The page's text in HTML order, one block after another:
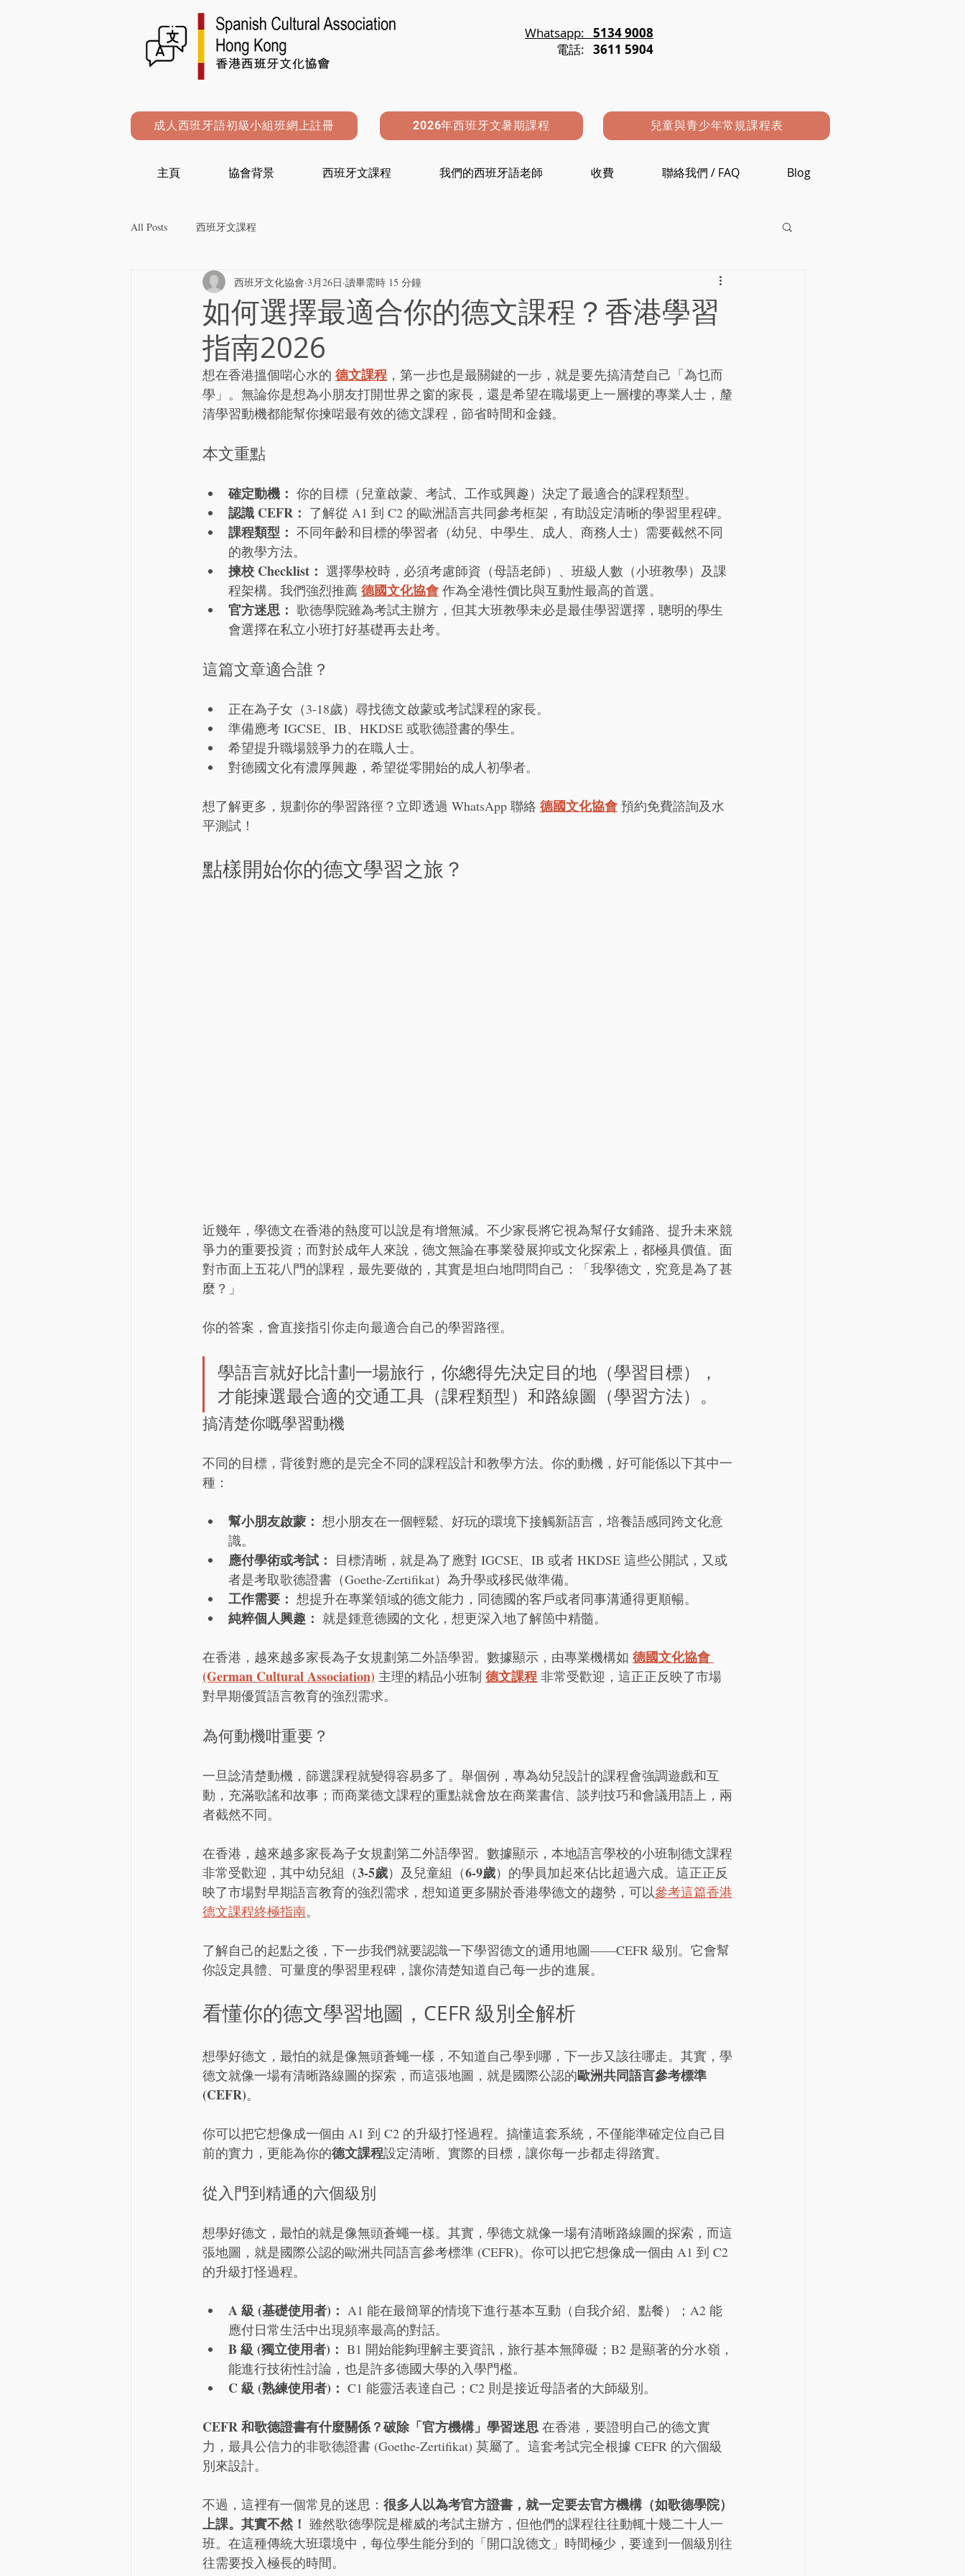
Whatsapp: 5134 9008
電話: 3611 5904
成人西班牙語初級小組班網上註冊 2026年西班牙文暑期課程 兒童與青少年常規課程表
主頁 協會背景 西班牙文課程 我們的西班牙語老師 收費 聯絡我們 / FAQ Blog
All Posts 西班牙文課程
如何選擇最適合你的德文課程？香港學習
指南2026
西班牙文化協會 3月26日 讀畢需時 15 分鐘
想在香港搵個啱心水的 德文課程 ，第一步也是最關鍵的一步，就是要先搞清楚自己「為乜而
學」。無論你是想為小朋友打開世界之窗的家長，還是希望在職場更上一層樓的專業人士，釐
清學習動機都能幫你揀啱最有效的德文課程，節省時間和金錢。
本文重點
確定動機： 你的目標（兒童啟蒙、考試、工作或興趣）決定了最適合的課程類型。
認識 CEFR： 了解從 A1 到 C2 的歐洲語言共同參考框架，有助設定清晰的學習里程碑。
課程類型： 不同年齡和目標的學習者（幼兒、中學生、成人、商務人士）需要截然不同
的教學方法。
揀校 Checklist： 選擇學校時，必須考慮師資（母語老師）、班級人數（小班教學）及課
程架構。我們強烈推薦 德國文化協會 作為全港性價比與互動性最高的首選。
官方迷思： 歌德學院雖為考試主辦方，但其大班教學未必是最佳學習選擇，聰明的學生
會選擇在私立小班打好基礎再去赴考。
這篇文章適合誰？
正在為子女（3-18歲）尋找德文啟蒙或考試課程的家長。
準備應考 IGCSE、IB、HKDSE 或歌德證書的學生。
希望提升職場競爭力的在職人士。
對德國文化有濃厚興趣，希望從零開始的成人初學者。
想了解更多，規劃你的學習路徑？立即透過 WhatsApp 聯絡 德國文化協會 預約免費諮詢及水
平測試！
點樣開始你的德文學習之旅？
近幾年，學德文在香港的熱度可以說是有增無減。不少家長將它視為幫仔女鋪路、提升未來競
爭力的重要投資；而對於成年人來說，德文無論在事業發展抑或文化探索上，都極具價值。面
對市面上五花八門的課程，最先要做的，其實是坦白地問問自己：「我學德文，究竟是為了甚
麼？」
你的答案，會直接指引你走向最適合自己的學習路徑。
學語言就好比計劃一場旅行，你總得先決定目的地（學習目標），
才能揀選最合適的交通工具（課程類型）和路線圖（學習方法）。
搞清楚你嘅學習動機
不同的目標，背後對應的是完全不同的課程設計和教學方法。你的動機，好可能係以下其中一
種：
幫小朋友啟蒙： 想小朋友在一個輕鬆、好玩的環境下接觸新語言，培養語感同跨文化意
識。
應付學術或考試： 目標清晰，就是為了應對 IGCSE、IB 或者 HKDSE 這些公開試，又或
者是考取歌德證書（Goethe-Zertifikat）為升學或移民做準備。
工作需要： 想提升在專業領域的德文能力，同德國的客戶或者同事溝通得更順暢。
純粹個人興趣： 就是鍾意德國的文化，想更深入地了解箇中精髓。
在香港，越來越多家長為子女規劃第二外語學習。數據顯示，由專業機構如 德國文化協會
(German Cultural Association) 主理的精品小班制 德文課程 非常受歡迎，這正正反映了市場
對早期優質語言教育的強烈需求。
為何動機咁重要？
一旦諗清楚動機，篩選課程就變得容易多了。舉個例，專為幼兒設計的課程會強調遊戲和互
動，充滿歌謠和故事；而商業德文課程的重點就會放在商業書信、談判技巧和會議用語上，兩
者截然不同。
在香港，越來越多家長為子女規劃第二外語學習。數據顯示，本地語言學校的小班制德文課程
非常受歡迎，其中幼兒組（3-5歲）及兒童組（6-9歲）的學員加起來佔比超過六成。這正正反
映了市場對早期語言教育的強烈需求，想知道更多關於香港學德文的趨勢，可以參考這篇香港
德文課程終極指南。
了解自己的起點之後，下一步我們就要認識一下學習德文的通用地圖——CEFR 級別。它會幫
你設定具體、可量度的學習里程碑，讓你清楚知道自己每一步的進展。
看懂你的德文學習地圖，CEFR 級別全解析
想學好德文，最怕的就是像無頭蒼蠅一樣，不知道自己學到哪，下一步又該往哪走。其實，學
德文就像一場有清晰路線圖的探索，而這張地圖，就是國際公認的歐洲共同語言參考標準
(CEFR)。
你可以把它想像成一個由 A1 到 C2 的升級打怪過程。搞懂這套系統，不僅能準確定位自己目
前的實力，更能為你的德文課程設定清晰、實際的目標，讓你每一步都走得踏實。
從入門到精通的六個級別
想學好德文，最怕的就是像無頭蒼蠅一樣。其實，學德文就像一場有清晰路線圖的探索，而這
張地圖，就是國際公認的歐洲共同語言參考標準 (CEFR)。你可以把它想像成一個由 A1 到 C2
的升級打怪過程。
A 級 (基礎使用者)： A1 能在最簡單的情境下進行基本互動（自我介紹、點餐）；A2 能
應付日常生活中出現頻率最高的對話。
B 級 (獨立使用者)： B1 開始能夠理解主要資訊，旅行基本無障礙；B2 是顯著的分水嶺，
能進行技術性討論，也是許多德國大學的入學門檻。
C 級 (熟練使用者)： C1 能靈活表達自己；C2 則是接近母語者的大師級別。
CEFR 和歌德證書有什麼關係？破除「官方機構」學習迷思 在香港，要證明自己的德文實
力，最具公信力的非歌德證書 (Goethe-Zertifikat) 莫屬了。這套考試完全根據 CEFR 的六個級
別來設計。
不過，這裡有一個常見的迷思： 很多人以為考官方證書，就一定要去官方機構（如歌德學院）
上課。其實不然！ 雖然歌德學院是權威的考試主辦方，但他們的課程往往動輒十幾二十人一
班。在這種傳統大班環境中，每位學生能分到的「開口說德文」時間極少，要達到一個級別往
往需要投入極長的時間。